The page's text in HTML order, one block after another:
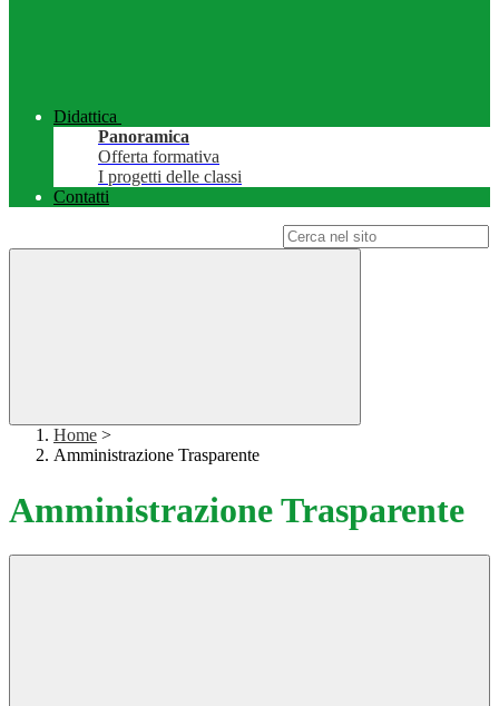
Didattica
Panoramica
Offerta formativa
I progetti delle classi
Contatti
Home >
Amministrazione Trasparente
Amministrazione Trasparente